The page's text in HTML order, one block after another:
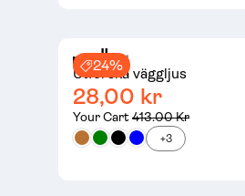
24%
Utforska väggljus
28,00 kr
Your Cart413.00 Kr
+3